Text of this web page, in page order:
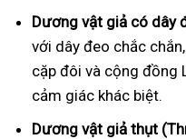
Dương vật giả có dây
với dây đeo chắc
cặp đôi và cộng đồng
cảm giác khác biệt.
Dương vật giả thụt